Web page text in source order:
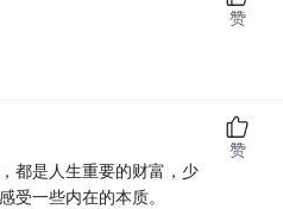
赞
都是人生重要的财富，少
受一些内在的本质。
赞